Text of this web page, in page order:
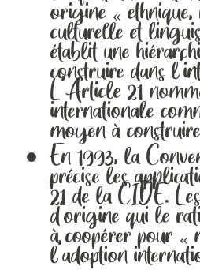
origine «
culturelle et
établit une
construire dans
L’Article 21
internationale
moyen à
En 1993, la
précise les
21 de la CIDE.
d’origine qui le
à coopérer pour «
l’adoption